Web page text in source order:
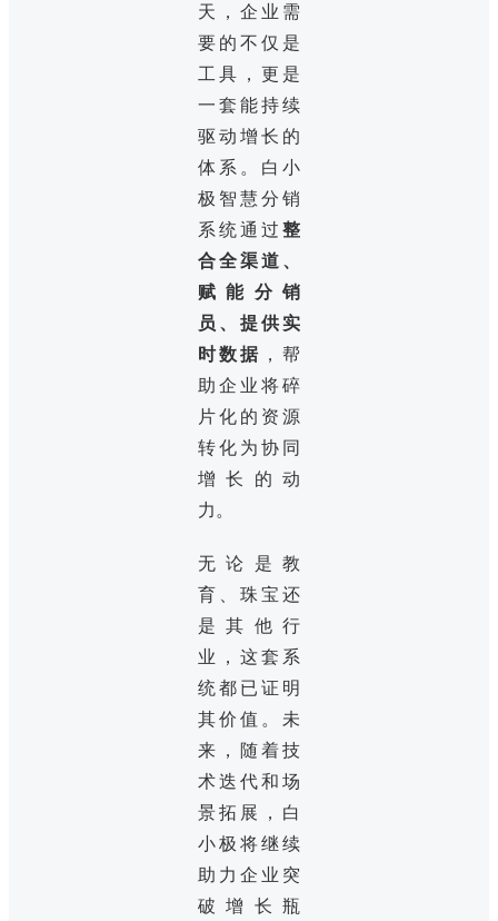
天，企业需
要的不仅是
工具，更是
一套能持续
驱动增长的
体系。白小
极智慧分销
系统通过 整
合全渠道、
赋能分销
员、提供实
时数据 ，帮
助企业将碎
片化的资源
转化为协同
增长的动
力。
无论是教
育、珠宝还
是其他行
业，这套系
统都已证明
其价值。未
来，随着技
术迭代和场
景拓展，白
小极将继续
助力企业突
破增长瓶